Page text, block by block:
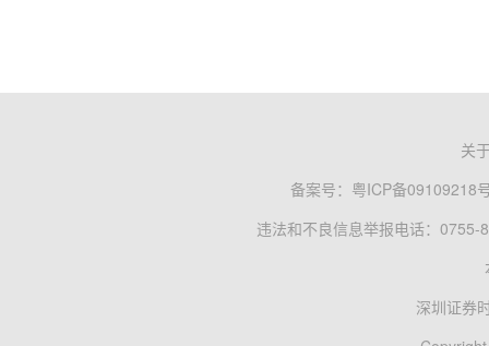
关
备案号： 粤ICP备09109218
违法和不良信息举报电话：0755-
深圳证券